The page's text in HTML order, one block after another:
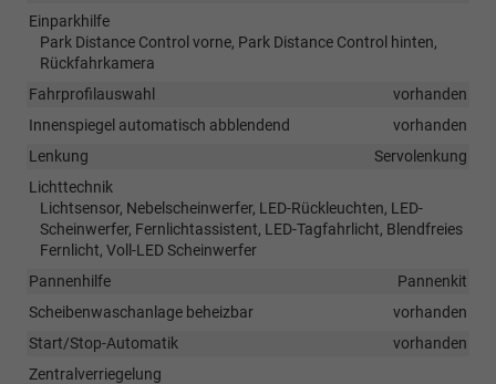
Einparkhilfe
Park Distance Control vorne, Park Distance Control hinten,
Rückfahrkamera
Fahrprofilauswahl
vorhanden
Innenspiegel automatisch abblendend
vorhanden
Lenkung
Servolenkung
Lichttechnik
Lichtsensor, Nebelscheinwerfer, LED-Rückleuchten, LED-
Scheinwerfer, Fernlichtassistent, LED-Tagfahrlicht, Blendfreies
Fernlicht, Voll-LED Scheinwerfer
Pannenhilfe
Pannenkit
Scheibenwaschanlage beheizbar
vorhanden
Start/Stop-Automatik
vorhanden
Zentralverriegelung